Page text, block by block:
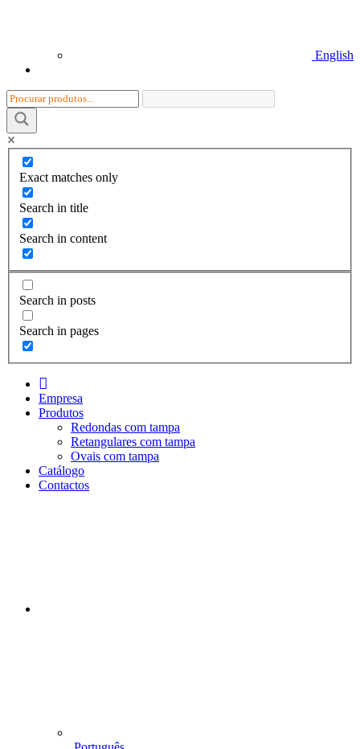
English
Exact matches only
Search in title
Search in content
Search in posts
Search in pages
n
i
Empresa
Produtos
Redondas com tampa
Retangulares com tampa
Ovais com tampa
Catálogo
Contactos